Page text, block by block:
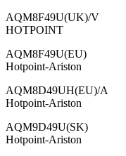
AQM8F49U(UK)/V
HOTPOINT
AQM8F49U(EU)
Hotpoint-Ariston
AQM8D49UH(EU)/A
Hotpoint-Ariston
AQM9D49U(SK)
Hotpoint-Ariston